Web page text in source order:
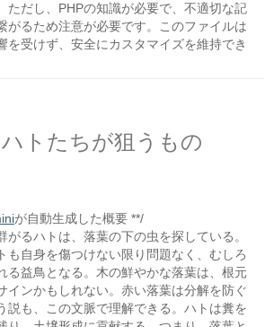
ただし、PHPの知識が必要で、不適切な記
がるため注意が必要です。このファイルは
を受けず、安全にカスタマイズを維持でき
トたちが狙うもの
が自動生成した概要 **/
がるハトは、落葉の下の虫を探している。
も自身を傷つけない限り問題なく、むしろ
る益鳥となる。木の鮮やかな落葉は、根元
インかもしれない。赤い落葉は分解を防ぐ
説も、この文脈で理解できる。ハトは糞を